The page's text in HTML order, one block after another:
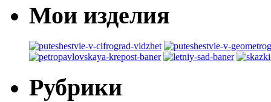
Мои изделия
Рубрики